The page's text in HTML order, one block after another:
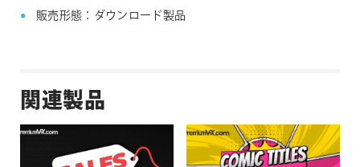
販売形態：ダウンロード製品
関連製品